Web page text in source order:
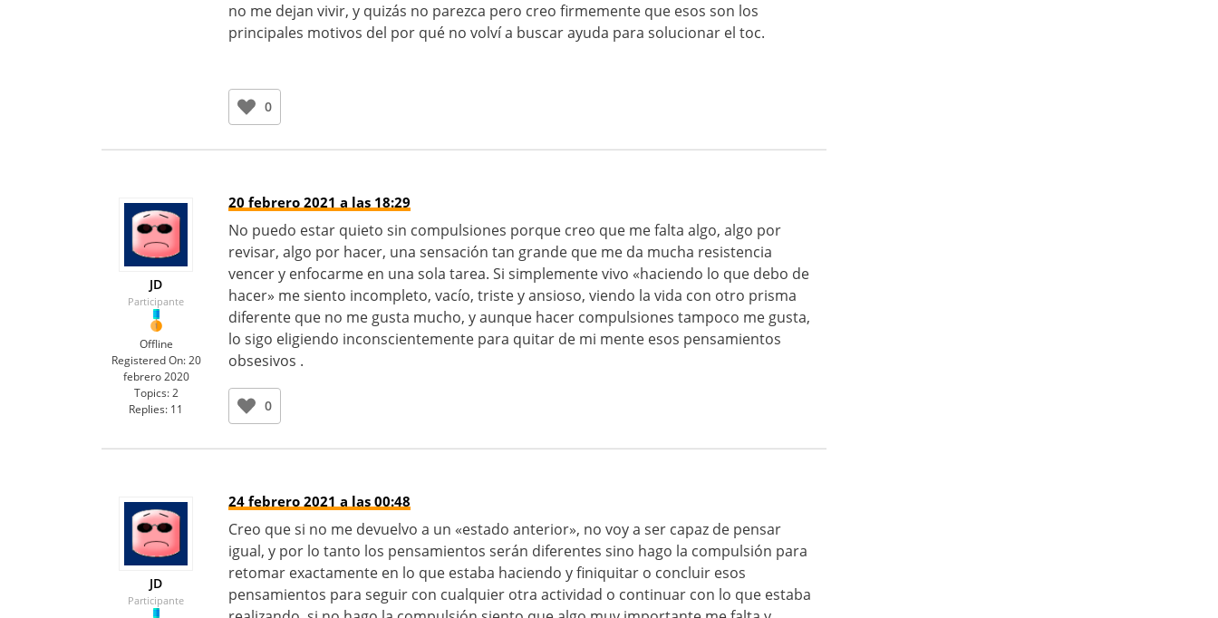
no me dejan vivir, y quizás no parezca pero creo firmemente que esos son los
principales motivos del por qué no volví a buscar ayuda para solucionar el toc.
0
JD
Participante
Offline
Registered On: 20
febrero 2020
Topics: 2
Replies: 11
20 febrero 2021 a las 18:29
No puedo estar quieto sin compulsiones porque creo que me falta algo, algo por
revisar, algo por hacer, una sensación tan grande que me da mucha resistencia
vencer y enfocarme en una sola tarea. Si simplemente vivo «haciendo lo que debo de
hacer» me siento incompleto, vacío, triste y ansioso, viendo la vida con otro prisma
diferente que no me gusta mucho, y aunque hacer compulsiones tampoco me gusta,
lo sigo eligiendo inconscientemente para quitar de mi mente esos pensamientos
obsesivos .
0
JD
Participante
24 febrero 2021 a las 00:48
Creo que si no me devuelvo a un «estado anterior», no voy a ser capaz de pensar
igual, y por lo tanto los pensamientos serán diferentes sino hago la compulsión para
retomar exactamente en lo que estaba haciendo y finiquitar o concluir esos
pensamientos para seguir con cualquier otra actividad o continuar con lo que estaba